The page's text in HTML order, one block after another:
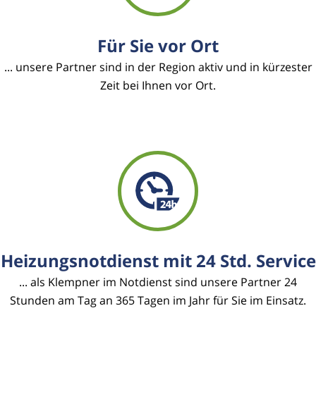
Für Sie vor Ort
... unsere Partner sind in der Region aktiv und in kürzester
Zeit bei Ihnen vor Ort.
Heizungsnotdienst mit 24 Std. Service
... als Klempner im Notdienst sind unsere Partner 24
Stunden am Tag an 365 Tagen im Jahr für Sie im Einsatz.